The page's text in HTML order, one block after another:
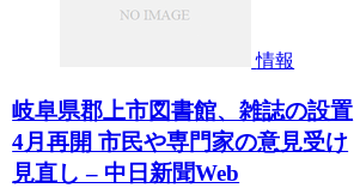
情報
岐阜県郡上市図書館、雑誌の設置
4月再開 市民や専門家の意見受け
見直し – 中日新聞Web